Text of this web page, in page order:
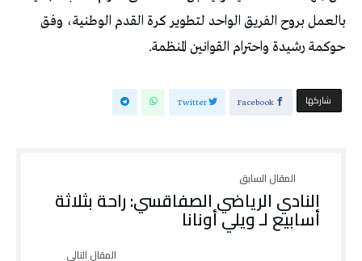
بالعمل بروح الفريق الواحد لتطوير كرة القدم الوطنية، وفق
حوكمة رشيدة واحترام القوانين المنظمة.
‫‫ شاركها‬ Facebook
Twitter
النادي الرياضي الصفاقسي: راحة بثلاثة
أسابيع لـ ويلي أونانا